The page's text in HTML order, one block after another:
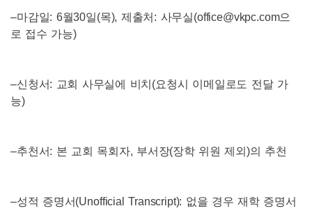
–마감일: 6월30일(목), 제출처 : 사무실(office@vkpc.com으
로 접수 가능)
–신청서: 교회 사무실에 비치 (요청시 이메일로도 전달 가
능)
–추천서: 본 교회 목회자, 부서장(장학 위원 제외)의 추천
–성적 증명서(Unofficial Transcript): 없을 경우 재학 증명서